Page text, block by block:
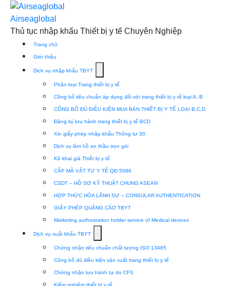
Skip
content
Airseaglobal
Thủ tục nhập khẩu Thiết bị y tế Chuyên Nghiệp
Trang chủ
Giới thiệu
Dịch vụ nhập khẩu TBYT
submenu
for
Dịch
nhập
khẩu
TBYT
Phân loại Trang thiết bị y tế
Công bố tiêu chuẩn áp dụng đối với trang thiết bị y tế loại A, B
CÔNG BỐ ĐỦ ĐIỀU KIỆN MUA BÁN THIẾT BỊ Y TẾ LOẠI B,C,D
Đăng ký lưu hành trang thiết bị y tế BCD
Xin giấy phép nhập khẩu Thông tư 30
Dịch vụ làm hồ sơ thầu trọn gói
Kê khai giá Thiết bị y tế
CẤP MÃ VẬT TƯ Y TẾ QĐ 5086
CSDT – HỒ SƠ KỸ THUẬT CHUNG ASEAN
HỢP THỨC HÓA LÃNH SỰ – CONSULAR AUTHENTICATION
GIẤY PHÉP QUẢNG CÁO TBYT
Marketing authorization holder service of Medical devices
Dịch vụ xuất khẩu TBYT
submenu
for
Dịch
vụ
Chứng nhận tiêu chuẩn chất lượng ISO 13485
Công bố đủ điều kiện sản xuất trang thiết bị y tế
Chứng nhận lưu hành tự do CFS
Kiểm nghiệm thiết bị y tế